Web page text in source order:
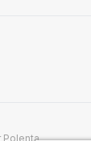
Polenta